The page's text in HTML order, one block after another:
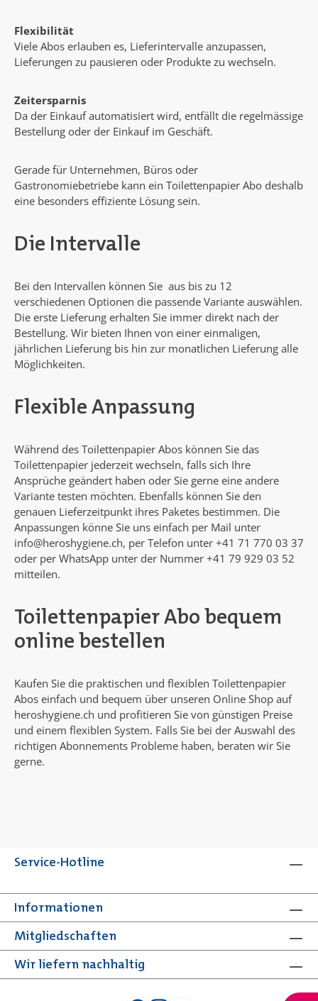
Flexibilität
Viele Abos erlauben es, Lieferintervalle anzupassen,
Lieferungen zu pausieren oder Produkte zu wechseln.
Zeitersparnis
Da der Einkauf automatisiert wird, entfällt die regelmässige
Bestellung oder der Einkauf im Geschäft.
Gerade für Unternehmen, Büros oder
Gastronomiebetriebe kann ein Toilettenpapier Abo deshalb
eine besonders effiziente Lösung sein.
Die Intervalle
Bei den Intervallen können Sie aus bis zu 12
verschiedenen Optionen die passende Variante auswählen.
Die erste Lieferung erhalten Sie immer direkt nach der
Bestellung. Wir bieten Ihnen von einer einmaligen,
jährlichen Lieferung bis hin zur monatlichen Lieferung alle
Möglichkeiten.
Flexible Anpassung
Während des Toilettenpapier Abos können Sie das
Toilettenpapier jederzeit wechseln, falls sich Ihre
Ansprüche geändert haben oder Sie gerne eine andere
Variante testen möchten. Ebenfalls können Sie den
genauen Lieferzeitpunkt ihres Paketes bestimmen. Die
Anpassungen könne Sie uns einfach per Mail unter
info@heroshygiene.ch, per Telefon unter +41 71 770 03 37
oder per WhatsApp unter der Nummer +41 79 929 03 52
mitteilen.
Toilettenpapier Abo bequem
online bestellen
Kaufen Sie die praktischen und flexiblen Toilettenpapier
Abos einfach und bequem über unseren Online Shop auf
heroshygiene.ch und profitieren Sie von günstigen Preise
und einem flexiblen System. Falls Sie bei der Auswahl des
richtigen Abonnements Probleme haben, beraten wir Sie
gerne.
Service-Hotline
Mitgliedschaften
Informationen
Wir liefern nachhaltig